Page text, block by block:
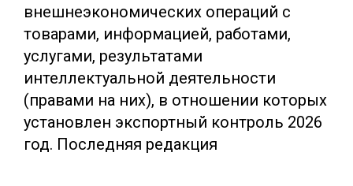
внешнеэкономических операций с
товарами, информацией, работами,
услугами, результатами
интеллектуальной деятельности
(правами на них), в отношении которых
установлен экспортный контроль 2026
год. Последняя редакция